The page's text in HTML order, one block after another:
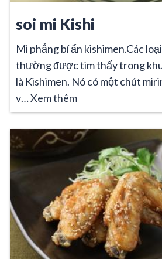
soi mi Kishi
Mì phẳng bí ẩn kishimen.Các
thường được tìm thấy trong
là Kishimen. Nó có một chút
v…Xem thêm